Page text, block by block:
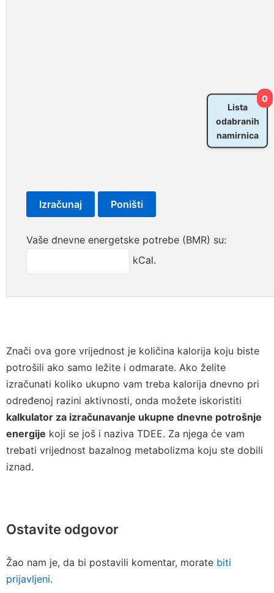
Vaše dnevne energetske potrebe (BMR) su:
kCal.
Znači ova gore vrijednost je količina kalorija koju biste
potrošili ako samo ležite i odmarate. Ako želite
izračunati koliko ukupno vam treba kalorija dnevno pri
određenoj razini aktivnosti, onda možete iskoristiti
kalkulator za izračunavanje ukupne dnevne potrošnje
energije koji se još i naziva TDEE. Za njega će vam
trebati vrijednost bazalnog metabolizma koju ste dobili
iznad.
Ostavite odgovor
Žao nam je, da bi postavili komentar, morate biti
prijavljeni.
0
Lista
odabranih
namirnica